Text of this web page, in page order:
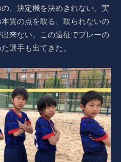
、決定機を決めきれない。実
質の点を取る、取られないの
来ない。この遠征でプレーの
選手も出てきた。